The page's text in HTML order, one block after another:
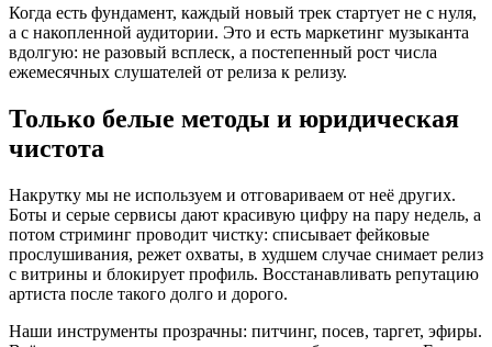
Когда есть фундамент, каждый новый трек стартует не с нуля,
а с накопленной аудитории. Это и есть маркетинг музыканта
вдолгую: не разовый всплеск, а постепенный рост числа
ежемесячных слушателей от релиза к релизу.
Только белые методы и юридическая
чистота
Накрутку мы не используем и отговариваем от неё других.
Боты и серые сервисы дают красивую цифру на пару недель, а
потом стриминг проводит чистку: списывает фейковые
прослушивания, режет охваты, в худшем случае снимает релиз
с витрины и блокирует профиль. Восстанавливать репутацию
артиста после такого долго и дорого.
Наши инструменты прозрачны: питчинг, посев, таргет, эфиры.